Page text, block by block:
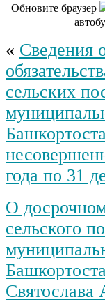
Обновите браузер
« Сведения
сельских
года по 31
О
сельского
Святослава